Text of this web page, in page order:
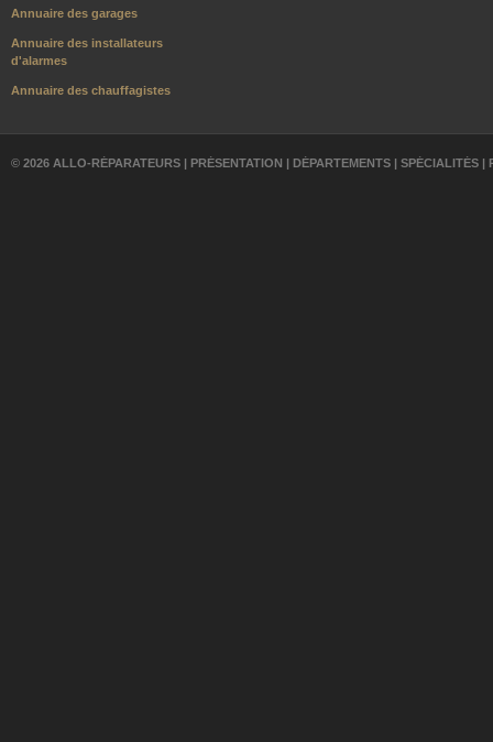
Annuaire des garages
Annuaire des installateurs
d'alarmes
Annuaire des chauffagistes
© 2026 ALLO-RÉPARATEURS | PRÉSENTATION | DÉPARTEMENTS | SPÉCIALITÉS |